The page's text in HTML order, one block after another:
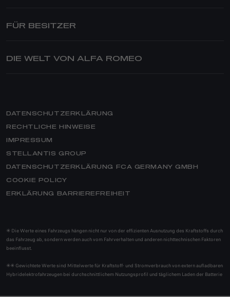
TONALE PLUG-IN-HYBRID Q4
STELVIO QUADRIFOGLIO
ANGEBOTE
GESCHÄFTSKUNDEN
FÜR BESITZER
SERVICE NACH DEM KAUF
HILFE
GARANTIE- & SERVICEVERTRÄGE
E-SERVICE
ASSISTANCE
SERVICE BUCHEN
DIE WELT VON ALFA ROMEO
NEWS
QUADRIFOGLIO
CLUB
MERCHANDISING
ELEKTROTECHNOLOGIE
HERITAGE
MEHR AUS DER ALFA ROMEO WELT
SPORTWAGEN
BISHERIGE ALFA ROMEO MODELLE
SUV
DATENSCHUTZERKLÄRUNG
RECHTLICHE HINWEISE
IMPRESSUM
STELLANTIS GROUP
DATENSCHUTZERKLÄRUNG FCA GERMANY GMBH
COOKIE POLICY
ERKLÄRUNG BARRIEREFREIHEIT
✳ Die Werte eines Fahrzeugs hängen nicht nur von der effizienten Ausnutzung des Kraftstoffs durch
das Fahrzeug ab, sondern werden auch vom Fahrverhalten und anderen nichttechnischen Faktoren
beeinflusst.
✳✳ Gewichtete Werte sind Mittelwerte für Kraftstoff- und Stromverbrauch von extern aufladbaren
Hybridelektrofahrzeugen bei durchschnittlichem Nutzungsprofil und täglichem Laden der Batterie